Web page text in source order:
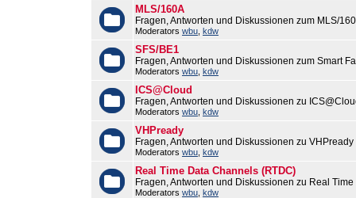
MLS/160A
Fragen, Antworten und Diskussionen zum MLS/
Moderators wbu kdw
SFS/BE1
Fragen, Antworten und Diskussionen zum Smart
Moderators wbu kdw
ICS@Cloud
Fragen, Antworten und Diskussionen zu
Moderators wbu kdw
VHPready
Fragen, Antworten und Diskussionen zu VHPready
Moderators wbu kdw
Real Time Data Channels (RTDC)
Fragen, Antworten und Diskussionen zu Real
Moderators wbu kdw